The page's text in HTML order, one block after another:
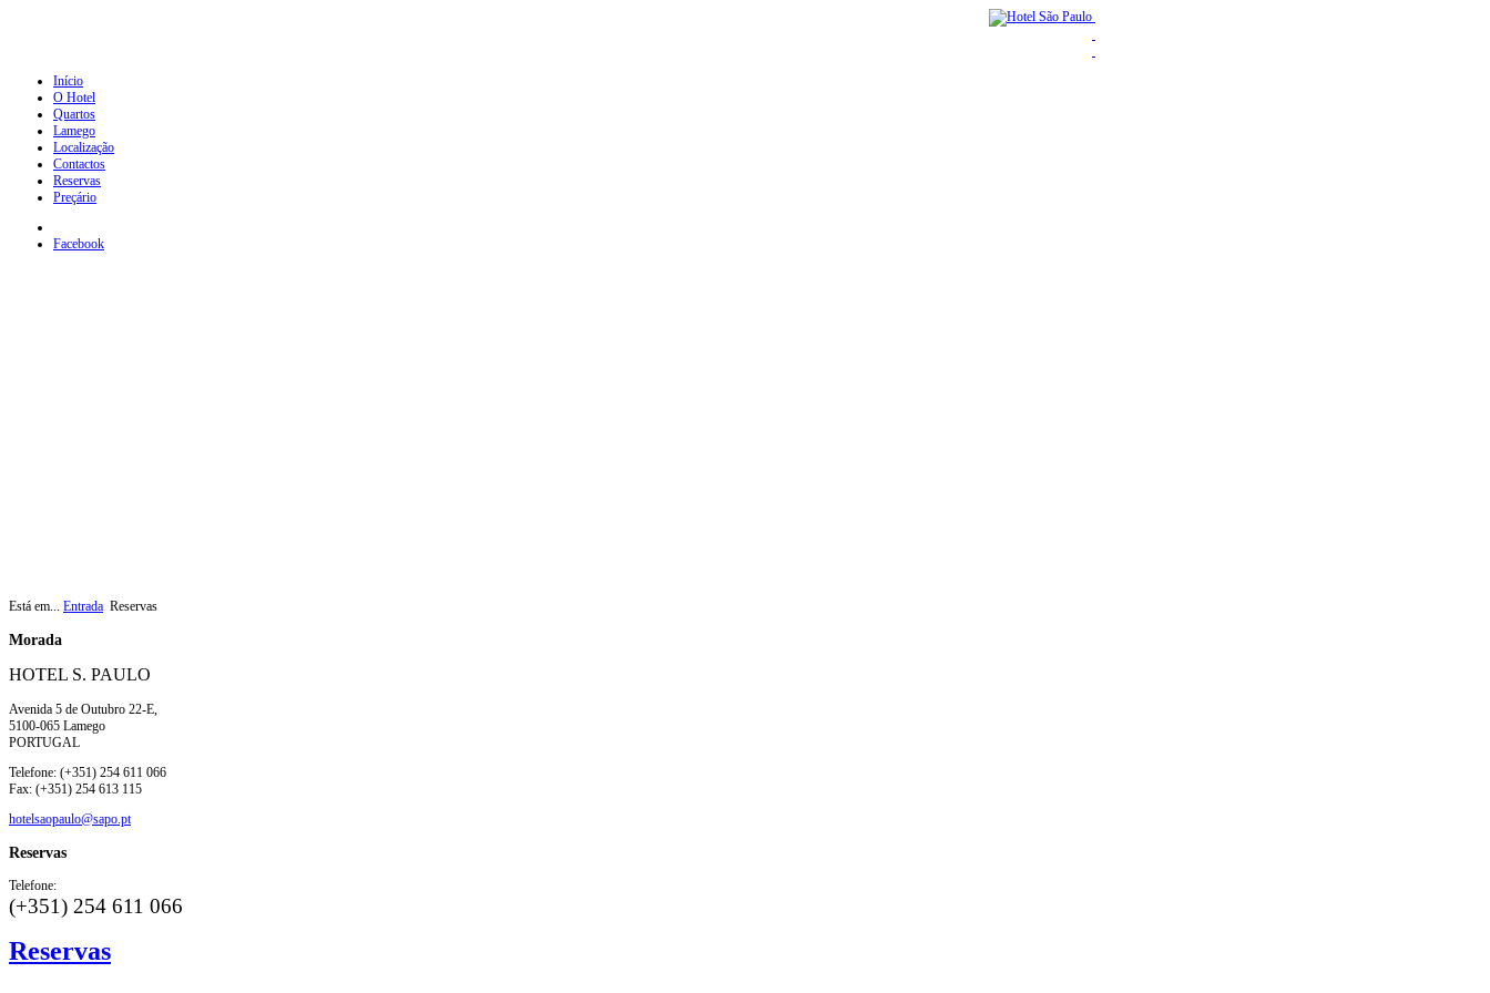
Início
O Hotel
Quartos
Lamego
Localização
Contactos
Reservas
Preçário
Facebook
Está em... Entrada Reservas
Morada
HOTEL S. PAULO
Avenida 5 de Outubro 22-E,
5100-065 Lamego
PORTUGAL
Telefone: (+351) 254 611 066
Fax: (+351) 254 613 115
hotelsaopaulo@sapo.pt
Reservas
Telefone:
(+351) 254 611 066
Reservas